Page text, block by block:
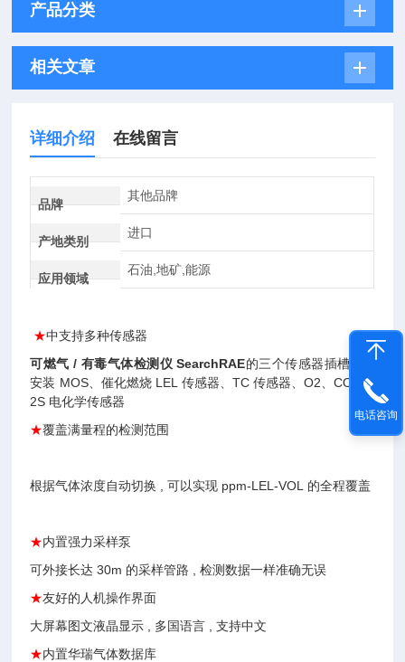
产品分类
相关文章
详细介绍 在线留言
品牌
其他品牌
产地类别
进口
应用领域
石油,地矿,能源
★中支持多种传感器
可燃气 / 有毒气体检测仪 SearchRAE的三个传感器插槽 , 可
安装 MOS、催化燃烧 LEL 传感器、TC 传感器、O2、CO、H
2S 电化学传感器
★覆盖满量程的检测范围
根据气体浓度自动切换 , 可以实现 ppm-LEL-VOL 的全程覆盖
★内置强力采样泵
可外接长达 30m 的采样管路 , 检测数据一样准确无误
★友好的人机操作界面
大屏幕图文液晶显示 , 多国语言 , 支持中文
★内置华瑞气体数据库
电话咨询